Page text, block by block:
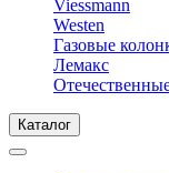
Viessmann
Westen
Газовые
Лемакс
Каталог